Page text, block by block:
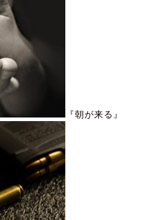
『朝が来る』